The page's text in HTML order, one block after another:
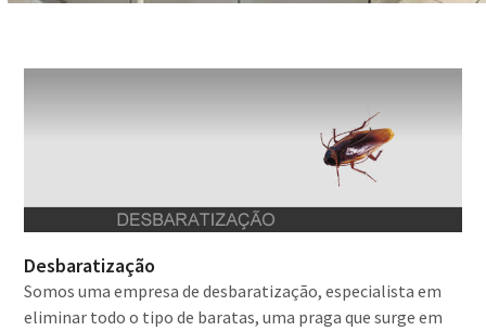
Desbaratização
Somos uma empresa de desbaratização, especialista em
eliminar todo o tipo de baratas, uma praga que surge em